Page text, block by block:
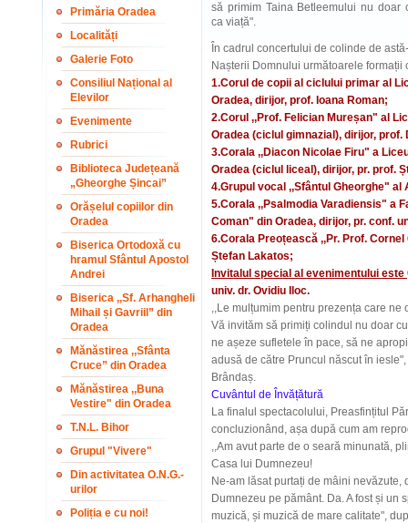
Primăria Oradea
Localități
Galerie Foto
Consiliul Național al
Elevilor
Evenimente
Rubrici
Biblioteca Județeană
„Gheorghe Șincai”
Orășelul copiilor din
Oradea
Biserica Ortodoxă cu
hramul Sfântul Apostol
Andrei
Biserica ,,Sf. Arhangheli
Mihail și Gavriil” din
Oradea
Mănăstirea ,,Sfânta
Cruce” din Oradea
Mănăstirea ,,Buna
Vestire" din Oradea
T.N.L. Bihor
Grupul "Vivere"
Din activitatea O.N.G.-
urilor
Poliția e cu noi!
să primim Taina Betleemului nu doar
ca viață".
În cadrul concertului de colinde de
Nașterii Domnului următoarele formații
1.Corul de copii al ciclului primar al
Oradea, dirijor, prof. Ioana Roman;
2.Corul ,,Prof. Felician Mureșan" al
Oradea (ciclul gimnazial), dirijor, prof.
3.Corala ,,Diacon Nicolae Firu" a
Oradea (ciclul liceal), dirijor, pr. prof.
4.Grupul vocal ,,Sfântul Gheorghe" al
5.Corala ,,Psalmodia Varadiensis" a
Coman" din Oradea, dirijor, pr. conf.
6.Corala Preoțească ,,Pr. Prof.
Ștefan Lakatos;
Invitalul special al evenimentului este
univ. dr. Ovidiu Iloc.
,,Le mulțumim pentru prezența care
Vă invităm să primiți colindul nu doar
ne așeze sufletele în pace, să ne
adusă de către Pruncul născut în iesle",
Brândaș.
Cuvântul de Învățătură
La finalul spectacolului, Preasfințitul
concluzionând, așa după cum am
,,Am avut parte de o seară minunată,
Casa lui Dumnezeu!
Ne-am lăsat purtați de mâini
Dumnezeu pe pământ. Da. A fost și
muzică, și muzică de mare calitate",